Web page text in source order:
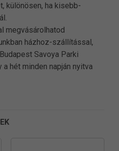
különösen, ha kisebb-
megvásárolhatod
házhoz-szállítással,
Savoya Parki
hét minden napján nyitva